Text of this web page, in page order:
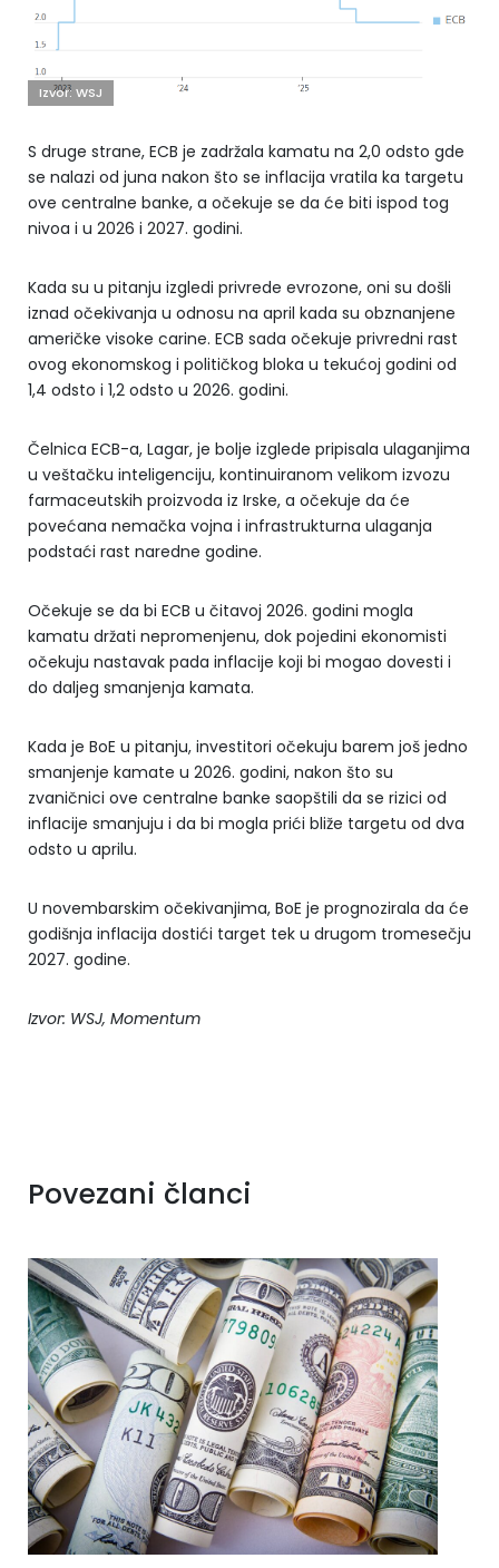
Izvor: WSJ
S druge strane, ECB je zadržala kamatu na 2,0 odsto gde
se nalazi od juna nakon što se inflacija vratila ka targetu
ove centralne banke, a očekuje se da će biti ispod tog
nivoa i u 2026 i 2027. godini.
Kada su u pitanju izgledi privrede evrozone, oni su došli
iznad očekivanja u odnosu na april kada su obznanjene
američke visoke carine. ECB sada očekuje privredni rast
ovog ekonomskog i političkog bloka u tekućoj godini od
1,4 odsto i 1,2 odsto u 2026. godini.
Čelnica ECB-a, Lagar, je bolje izglede pripisala ulaganjima
u veštačku inteligenciju, kontinuiranom velikom izvozu
farmaceutskih proizvoda iz Irske, a očekuje da će
povećana nemačka vojna i infrastrukturna ulaganja
podstaći rast naredne godine.
Očekuje se da bi ECB u čitavoj 2026. godini mogla
kamatu držati nepromenjenu, dok pojedini ekonomisti
očekuju nastavak pada inflacije koji bi mogao dovesti i
do daljeg smanjenja kamata.
Kada je BoE u pitanju, investitori očekuju barem još jedno
smanjenje kamate u 2026. godini, nakon što su
zvaničnici ove centralne banke saopštili da se rizici od
inflacije smanjuju i da bi mogla prići bliže targetu od dva
odsto u aprilu.
U novembarskim očekivanjima, BoE je prognozirala da će
godišnja inflacija dostići target tek u drugom tromesečju
2027. godine.
Izvor: WSJ, Momentum
Povezani članci